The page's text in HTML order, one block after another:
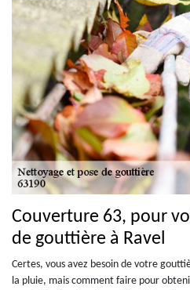
Couverture 63, pour
de gouttière à Ravel
Certes, vous avez besoin de votre
la pluie, mais comment faire pour